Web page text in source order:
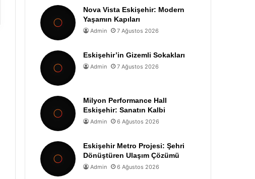
Nova Vista Eskişehir: Modern
Yaşamın Kapıları
Admin 7 Ağustos 2026
Eskişehir’in Gizemli Sokakları
Admin 7 Ağustos 2026
Milyon Performance Hall
Eskişehir: Sanatın Kalbi
Admin 6 Ağustos 2026
Eskişehir Metro Projesi: Şehri
Dönüştüren Ulaşım Çözümü
Admin 6 Ağustos 2026